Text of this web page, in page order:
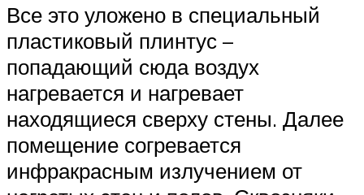
Все это уложено в специальный
пластиковый плинтус –
попадающий сюда воздух
нагревается и нагревает
находящиеся сверху стены. Далее
помещение согревается
инфракрасным излучением от